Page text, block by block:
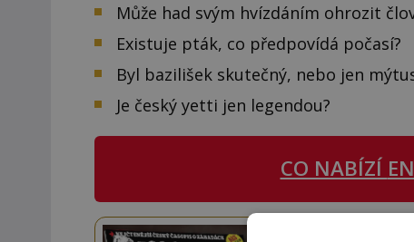
Může had svým hvízdáním ohrozit
Existuje pták, co předpovídá počasí?
Byl bazilišek skutečný, nebo jen
Je český yetti jen legendou?
CO NABÍZÍ